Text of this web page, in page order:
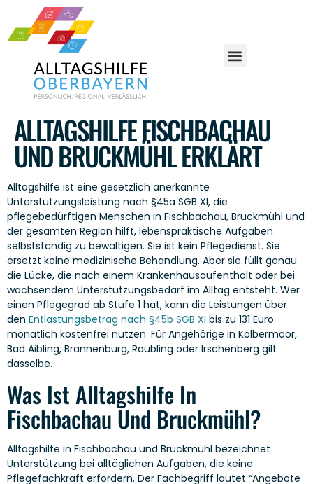
ALLTAGSHILFE FISCHBACHAU
UND BRUCKMÜHL ERKLÄRT
Alltagshilfe ist eine gesetzlich anerkannte
Unterstützungsleistung nach §45a SGB XI, die
pflegebedürftigen Menschen in Fischbachau, Bruckmühl und
der gesamten Region hilft, lebenspraktische Aufgaben
selbstständig zu bewältigen. Sie ist kein Pflegedienst. Sie
ersetzt keine medizinische Behandlung. Aber sie füllt genau
die Lücke, die nach einem Krankenhausaufenthalt oder bei
wachsendem Unterstützungsbedarf im Alltag entsteht. Wer
einen Pflegegrad ab Stufe 1 hat, kann die Leistungen über
den Entlastungsbetrag nach §45b SGB XI bis zu 131 Euro
monatlich kostenfrei nutzen. Für Angehörige in Kolbermoor,
Bad Aibling, Brannenburg, Raubling oder Irschenberg gilt
dasselbe.
Was Ist Alltagshilfe In
Fischbachau Und Bruckmühl?
Alltagshilfe in Fischbachau und Bruckmühl bezeichnet
Unterstützung bei alltäglichen Aufgaben, die keine
Pflegefachkraft erfordern. Der Fachbegriff lautet “Angebote